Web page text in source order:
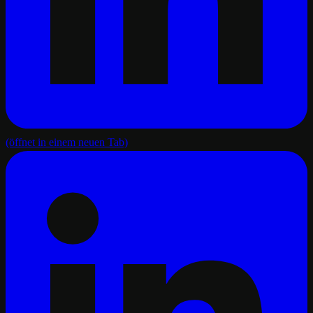
(öffnet in einem neuen Tab)